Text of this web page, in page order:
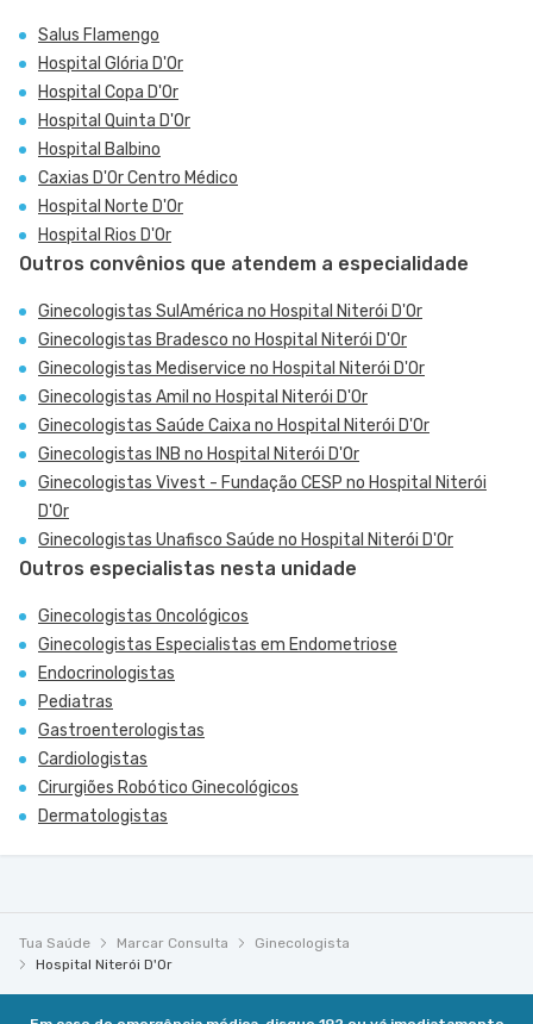
Salus Flamengo
Hospital Glória D'Or
Hospital Copa D'Or
Hospital Quinta D'Or
Hospital Balbino
Caxias D'Or Centro Médico
Hospital Norte D'Or
Hospital Rios D'Or
Outros convênios que atendem a especialidade
Ginecologistas SulAmérica no Hospital Niterói D'Or
Ginecologistas Bradesco no Hospital Niterói D'Or
Ginecologistas Mediservice no Hospital Niterói D'Or
Ginecologistas Amil no Hospital Niterói D'Or
Ginecologistas Saúde Caixa no Hospital Niterói D'Or
Ginecologistas INB no Hospital Niterói D'Or
Ginecologistas Vivest - Fundação CESP no Hospital Niterói
D'Or
Ginecologistas Unafisco Saúde no Hospital Niterói D'Or
Outros especialistas nesta unidade
Ginecologistas Oncológicos
Ginecologistas Especialistas em Endometriose
Endocrinologistas
Pediatras
Gastroenterologistas
Cardiologistas
Cirurgiões Robótico Ginecológicos
Dermatologistas
Tua Saúde Marcar Consulta
Ginecologista
Hospital Niterói D'Or